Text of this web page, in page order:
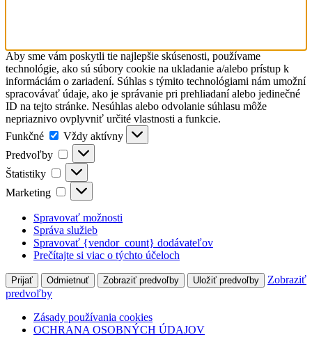
Aby sme vám poskytli tie najlepšie skúsenosti, používame
technológie, ako sú súbory cookie na ukladanie a/alebo prístup k
informáciám o zariadení. Súhlas s týmito technológiami nám umožní
spracovávať údaje, ako je správanie pri prehliadaní alebo jedinečné
ID na tejto stránke. Nesúhlas alebo odvolanie súhlasu môže
nepriaznivo ovplyvniť určité vlastnosti a funkcie.
Funkčné
Funkčné
Vždy aktívny
Predvoľby
Predvoľby
Štatistiky Štatistiky
Marketing Marketing
Spravovať možnosti
Správa služieb
Spravovať {vendor_count} dodávateľov
Prečítajte si viac o týchto účeloch
Prijať Odmietnuť Zobraziť predvoľby Uložiť predvoľby
Zobraziť
predvoľby
Zásady používania cookies
OCHRANA OSOBNÝCH ÚDAJOV